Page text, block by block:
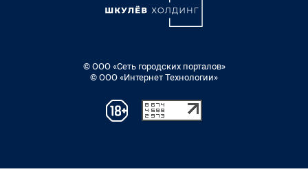
© ООО «Сеть городских порталов»
© ООО «Интернет Технологии»